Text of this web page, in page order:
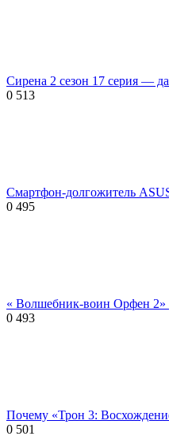
Сирена 2 сезон 17 серия —
0 513
Смартфон-долгожитель
0 495
« Волшебник-воин Орфен 2»
0 493
Почему «Трон 3:
0 501